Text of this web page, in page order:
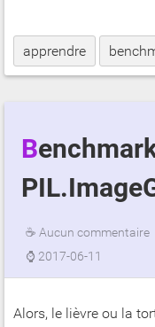
apprendre
Benchmark MSS et
☕ Aucun commentaire
⌚ 2017-06-11
Alors, le lièvre ou la